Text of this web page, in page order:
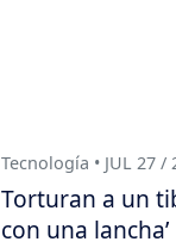
Tecnología • JUL 27 /
Torturan a un
con una lancha’